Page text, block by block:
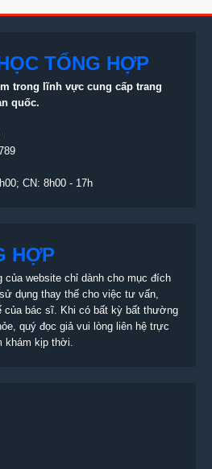
TỔNG HỢP
trong lĩnh vực cung cấp trang
quốc.
CN: 8h00 - 17h
HỢP
của website chỉ dành cho mục đích
dụng thay thế cho việc tư vấn,
của bác sĩ. Khi có bất kỳ bất thường
quý đọc giả vui lòng liên hệ trực
khám kịp thời.